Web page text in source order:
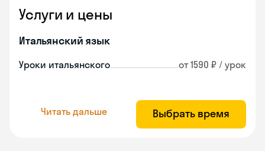
Услуги и цены
Итальянский язык
Уроки итальянского от 1590 ₽ / урок
Читать дальше Выбрать время